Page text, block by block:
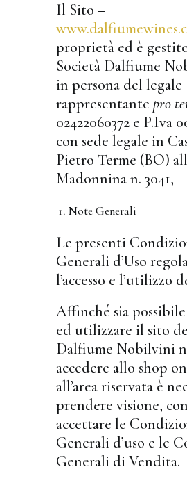
Il Sito –
proprietà ed è
Società Dalfiume
in persona del legale
rappresentante pro
02422060372 e P.Iva
con sede legale in
Pietro Terme (BO)
Madonnina n. 3041,
Note Generali
Le presenti
Generali d’Uso
l’accesso e l’utilizzo
Affinché sia possibile
ed utilizzare il sito
Dalfiume Nobilvini
accedere allo shop
all’area riservata è
prendere visione,
accettare le
Generali d’uso e le
Generali di Vendita.